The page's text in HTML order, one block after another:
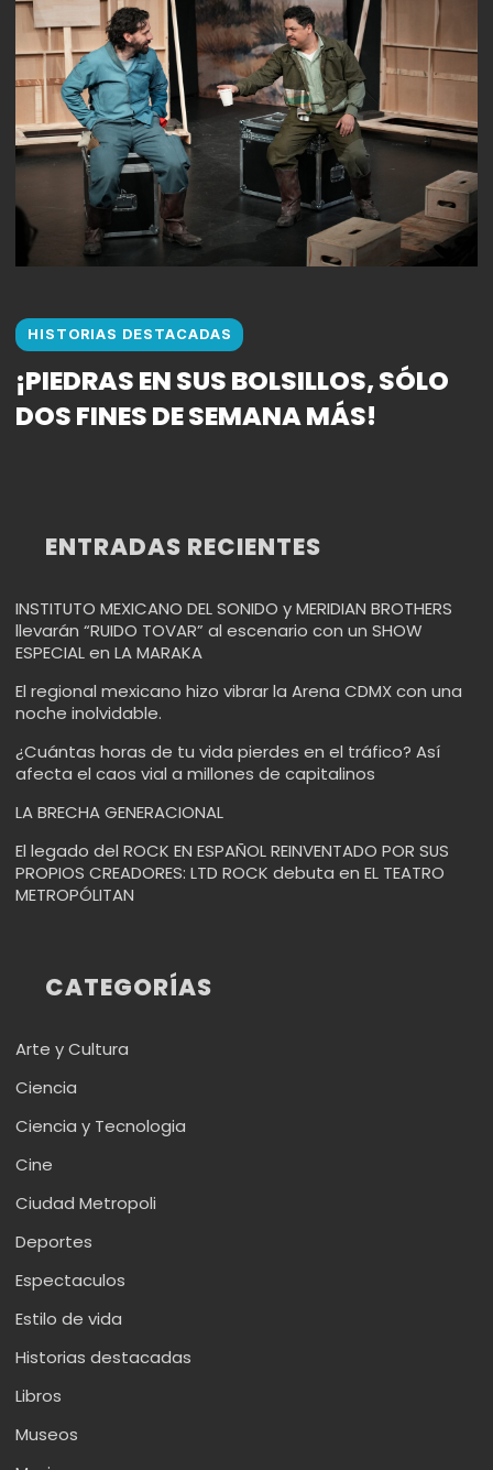
HISTORIAS DESTACADAS
¡PIEDRAS EN SUS BOLSILLOS, SÓLO
DOS FINES DE SEMANA MÁS!
ENTRADAS RECIENTES
INSTITUTO MEXICANO DEL SONIDO y MERIDIAN BROTHERS
llevarán “RUIDO TOVAR” al escenario con un SHOW
ESPECIAL en LA MARAKA
El regional mexicano hizo vibrar la Arena CDMX con una
noche inolvidable.
¿Cuántas horas de tu vida pierdes en el tráfico? Así
afecta el caos vial a millones de capitalinos
LA BRECHA GENERACIONAL
El legado del ROCK EN ESPAÑOL REINVENTADO POR SUS
PROPIOS CREADORES: LTD ROCK debuta en EL TEATRO
METROPÓLITAN
CATEGORÍAS
Arte y Cultura
Ciencia
Ciencia y Tecnologia
Cine
Ciudad Metropoli
Deportes
Espectaculos
Estilo de vida
Historias destacadas
Libros
Museos